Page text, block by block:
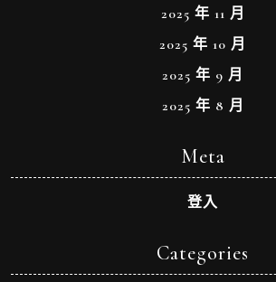
2025 年 11 月
2025 年 10 月
2025 年 9 月
2025 年 8 月
Meta
登入
Categories